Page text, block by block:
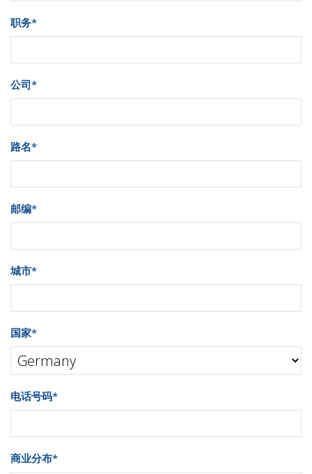
职务*
公司*
路名*
邮编*
城市*
国家*
电话号码*
商业分布*